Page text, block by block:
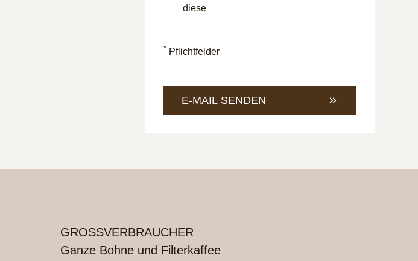
diese
* Pflichtfelder
E-MAIL SENDEN
GROSSVERBRAUCHER
Ganze Bohne und Filterkaffee